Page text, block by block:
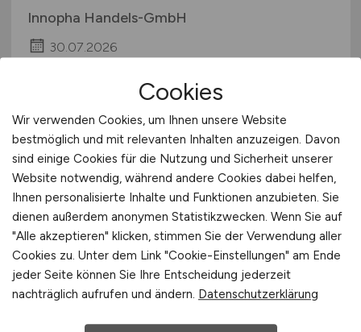
Innopha Handels-GmbH
30.07.2026
Tierarzt/ärztin oder
Agrarwissenschaftler/in in
Cookies
Wir verwenden Cookies, um Ihnen unsere Website
bestmöglich und mit relevanten Inhalten anzuzeigen. Davon
sind einige Cookies für die Nutzung und Sicherheit unserer
Website notwendig, während andere Cookies dabei helfen,
Ihnen personalisierte Inhalte und Funktionen anzubieten. Sie
dienen außerdem anonymen Statistikzwecken. Wenn Sie auf
"Alle akzeptieren" klicken, stimmen Sie der Verwendung aller
Cookies zu. Unter dem Link "Cookie-Einstellungen" am Ende
jeder Seite können Sie Ihre Entscheidung jederzeit
nachträglich aufrufen und ändern. Datenschutzerklärung